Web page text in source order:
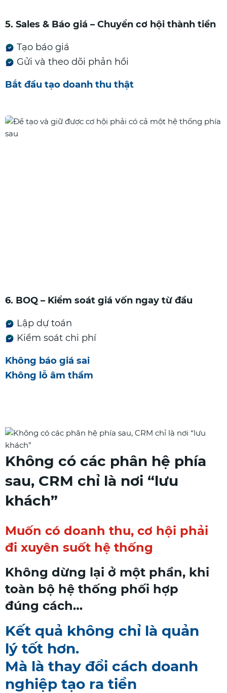
5. Sales & Báo giá – Chuyển cơ hội thành tiền
Tạo báo giá
Gửi và theo dõi phản hồi
Bắt đầu tạo doanh thu thật
6. BOQ – Kiểm soát giá vốn ngay từ đầu
Lập dự toán
Kiểm soát chi phí
Không báo giá sai
Không lỗ âm thầm
Không có các phân hệ phía
sau, CRM chỉ là nơi “lưu
khách”
Muốn có doanh thu, cơ hội phải
đi xuyên suốt hệ thống
Không dừng lại ở một phần, khi
toàn bộ hệ thống phối hợp
đúng cách…
Kết quả không chỉ là quản
lý tốt hơn.
Mà là thay đổi cách doanh
nghiệp tạo ra tiền